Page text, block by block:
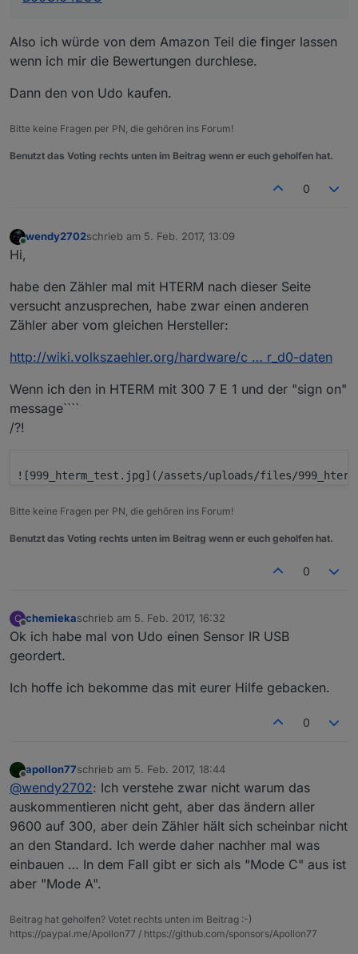
2017-02-05 12:34:00.754  - debug: smartmeter.0 MATCH-
2017-02-05 12:34:00.814  - debug: smartmeter.0
2017-02-05 12:34:00.909  - debug:
Also ich würde von dem Amazon Teil die finger lassen
wenn ich mir die Bewertungen durchlese.
Dann den von Udo kaufen.
Bitte keine Fragen per PN, die gehören ins Forum!
Benutzt das Voting rechts unten im Beitrag wenn er euch geholfen hat.
0
Online
wendy2702schrieb am 5. Feb. 2017, 13:09
zuletzt editiert von
Hi,
habe den Zähler mal mit HTERM nach dieser Seite
versucht anzusprechen, habe zwar einen anderen
Zähler aber vom gleichen Hersteller:
http://wiki.volkszaehler.org/hardware/c … r_d0-daten
Wenn ich den in HTERM mit 300 7 E 1 und der "sign on"
message````
/?!
![999_hterm_test.jpg](/assets/uploads/files/
Bitte keine Fragen per PN, die gehören ins Forum!
Benutzt das Voting rechts unten im Beitrag wenn er euch geholfen hat.
0
C
Offline
chemiekaschrieb am 5. Feb. 2017, 16:32
zuletzt editiert von
Ok ich habe mal von Udo einen Sensor IR USB
geordert.
Ich hoffe ich bekomme das mit eurer Hilfe gebacken.
0
Offline
apollon77schrieb am 5. Feb. 2017, 18:44
zuletzt editiert von
@wendy2702: Ich verstehe zwar nicht warum das
auskommentieren nicht geht, aber das ändern aller
9600 auf 300, aber dein Zähler hält sich scheinbar nicht
an den Standard. Ich werde daher nachher mal was
einbauen … In dem Fall gibt er sich als "Mode C" aus ist
aber "Mode A".
Beitrag hat geholfen? Votet rechts unten im Beitrag :-)
https://paypal.me/Apollon77 / https://github.com/sponsors/Apollon77